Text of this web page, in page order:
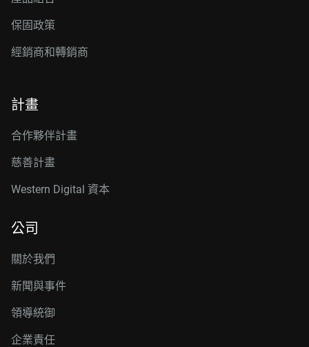
保固政策
經銷商和轉銷商
計畫
合作夥伴計畫
慈善計畫
Western Digital 資本
公司
關於我們
新聞與事件
領導統御
企業責任